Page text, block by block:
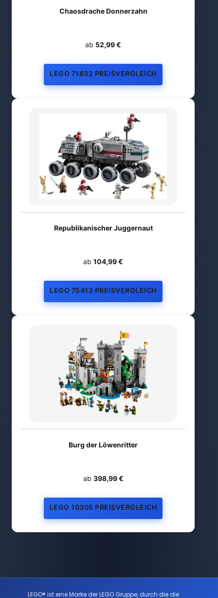
Chaosdrache Donnerzahn
ab 52,99 €
LEGO 71832 PREISVERGLEICH
Republikanischer Juggernaut
ab 104,99 €
LEGO 75413 PREISVERGLEICH
Burg der Löwenritter
ab 398,99 €
LEGO 10305 PREISVERGLEICH
LEGO® ist eine Marke der LEGO Gruppe, durch die die